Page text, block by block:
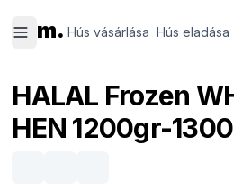
m. Hús vásárlása Hús eladása
vásárlása eladása
HALAL Frozen
HEN 1200gr-